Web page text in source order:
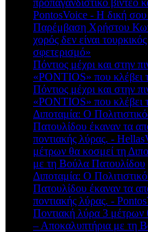
PontosVoice - H δική
Παρέμβαση Χρήστου
χορός δεν είναι
σφετερισμό»
Πόντιος μέχρι και στην
«PONTIOS» που κλέβει
Πόντιος μέχρι και στην
«PONTIOS» που κλέβει
Διποταμία: Ο
Πατουλίδου έκαναν τα
ποντιακής λύρας. -
μέτρων θα κοσμεί τη
με τη Βούλα Πατουλίδου
Διποταμία: Ο
Πατουλίδου έκαναν τα
ποντιακής λύρας. -
Ποντιακή λύρα 3 μέτρων
– Αποκαλυπτήρια με τη